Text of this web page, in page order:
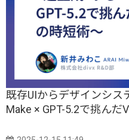
DIVXブログ
既存UIからデザインシス
Make × GPT-5.2で挑ん